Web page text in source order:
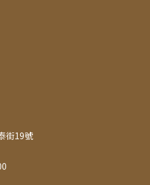
街19號